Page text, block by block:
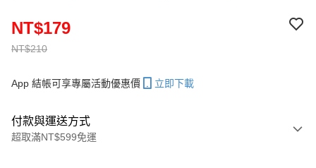
NT$210
NT$179
App 結帳可享專屬活動優惠價 立即下載
付款與運送方式
超取滿NT$599免運